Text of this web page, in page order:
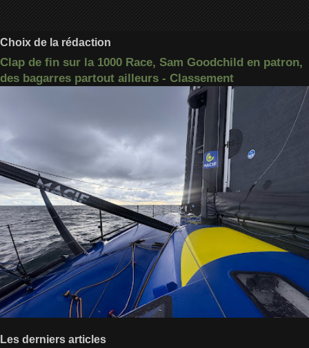
Choix de la rédaction
Clap de fin sur la 1000 Race, Sam Goodchild en patron,
des bagarres partout ailleurs - Classement
Les derniers articles